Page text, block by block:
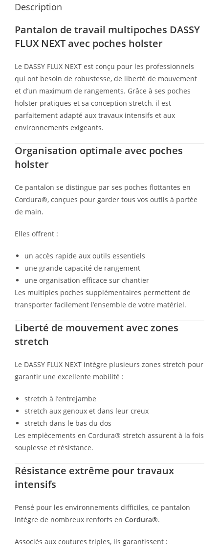
Description
Pantalon de travail multipoches DASSY
FLUX NEXT avec poches holster
Le DASSY FLUX NEXT est conçu pour les professionnels
qui ont besoin de robustesse, de liberté de mouvement
et d’un maximum de rangements. Grâce à ses poches
holster pratiques et sa conception stretch, il est
parfaitement adapté aux travaux intensifs et aux
environnements exigeants.
Organisation optimale avec poches
holster
Ce pantalon se distingue par ses poches flottantes en
Cordura®, conçues pour garder tous vos outils à portée
de main.
Elles offrent :
un accès rapide aux outils essentiels
une grande capacité de rangement
une organisation efficace sur chantier
Les multiples poches supplémentaires permettent de
transporter facilement l’ensemble de votre matériel.
Liberté de mouvement avec zones
stretch
Le DASSY FLUX NEXT intègre plusieurs zones stretch pour
garantir une excellente mobilité :
stretch à l’entrejambe
stretch aux genoux et dans leur creux
stretch dans le bas du dos
Les empiècements en Cordura® stretch assurent à la fois
souplesse et résistance.
Résistance extrême pour travaux
intensifs
Pensé pour les environnements difficiles, ce pantalon
intègre de nombreux renforts en Cordura®.
Associés aux coutures triples, ils garantissent :